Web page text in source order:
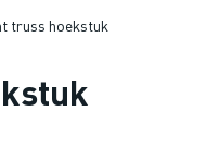
truss hoekstuk